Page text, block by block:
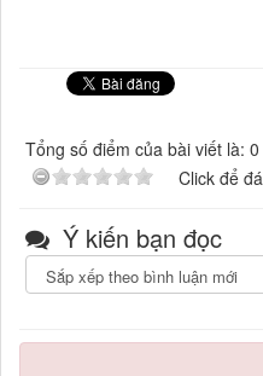
Tổng số điểm của bài viết là:
Click để
Ý kiến bạn đọc